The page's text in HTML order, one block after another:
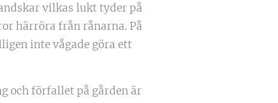
vilkas lukt tyder på
härröra från rånarna. På
inte vågade göra ett
och förfallet på gården är